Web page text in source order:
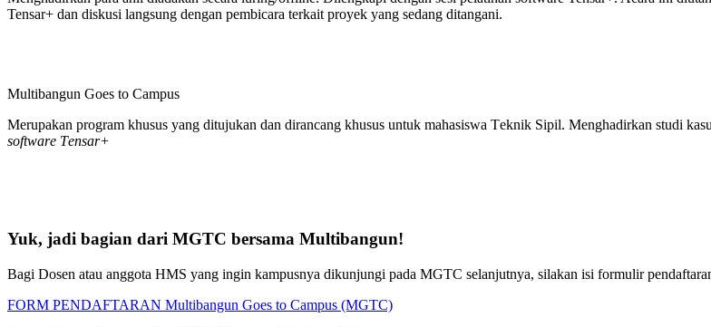
Tensar+ dan diskusi langsung dengan pembicara terkait proyek yang sedang ditangani.
Multibangun Goes to Campus
Merupakan program khusus yang ditujukan dan dirancang khusus untuk mahasiswa Teknik Sipil. Menghadirkan studi
software Tensar+
Yuk, jadi bagian dari MGTC bersama Multibangun!
Bagi Dosen atau anggota HMS yang ingin kampusnya dikunjungi pada MGTC selanjutnya, silakan isi formulir
FORM PENDAFTARAN Multibangun Goes to Campus (MGTC)